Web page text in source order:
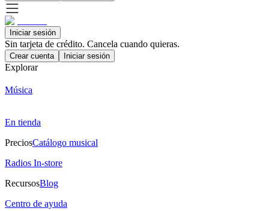
Iniciar sesión
Sin tarjeta de crédito. Cancela cuando quieras.
Crear cuenta Iniciar sesión
Explorar
Música
En tienda
PreciosCatálogo musical
Radios In-store
RecursosBlog
Centro de ayuda